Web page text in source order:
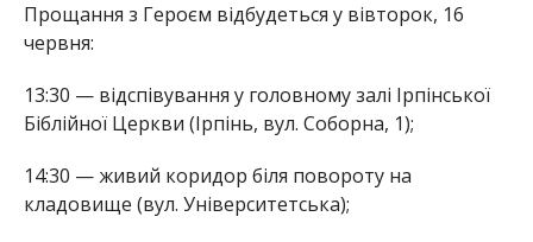
Прощання з Героєм відбудеться у вівторок, 16
червня:
13:30 — відспівування у головному залі Ірпінської
Біблійної Церкви (Ірпінь, вул. Соборна, 1);
14:30 — живий коридор біля повороту на
кладовище (вул. Університетська);